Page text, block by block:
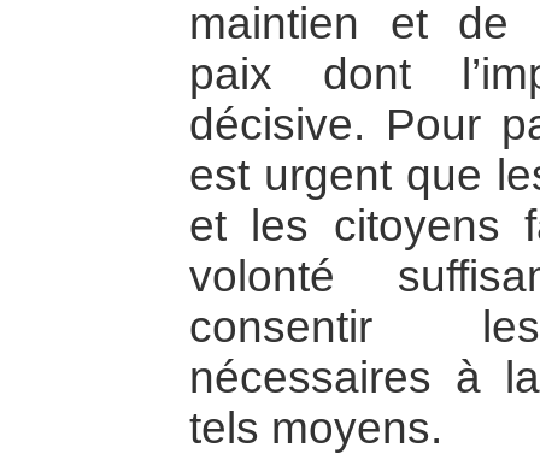
maintien et de
paix dont
décisive. Pour
est urgent que
et les citoyens
volonté
consentir
nécessaires à
tels moyens.